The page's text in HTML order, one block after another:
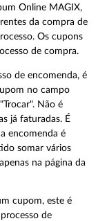
Online MAGIX,
da compra de
Os cupons
de compra.
de encomenda, é
no campo
Não é
já faturadas. É
encomenda é
somar vários
na página da
cupom, este é
de